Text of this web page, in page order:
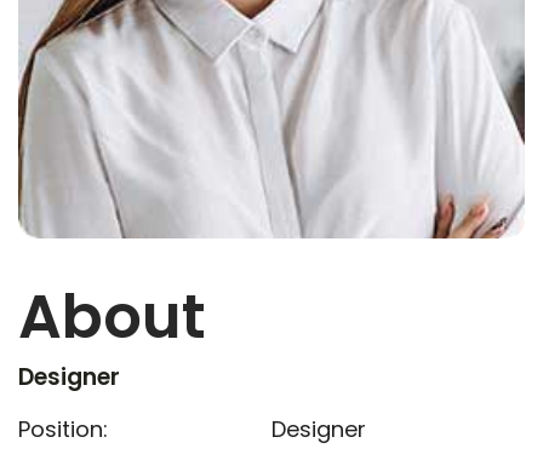
About
Designer
Position:
Designer